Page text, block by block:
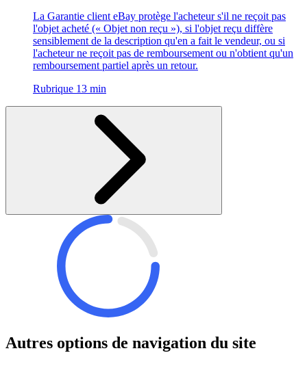
La Garantie client eBay protège l'acheteur s'il ne reçoit pas
l'objet acheté (« Objet non reçu »), si l'objet reçu diffère
sensiblement de la description qu'en a fait le vendeur, ou si
l'acheteur ne reçoit pas de remboursement ou n'obtient qu'un
remboursement partiel après un retour.
Rubrique 13 min
Autres options de navigation du site